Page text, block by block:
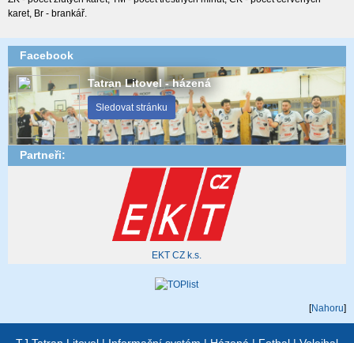
karet, Br - brankář.
Facebook
Tatran Litovel - házená
Sledovat stránku
Partneři:
EKT CZ k.s.
[Nahoru]